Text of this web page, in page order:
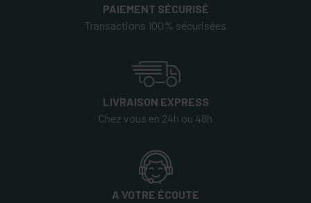
PAIEMENT SÉCURISÉ
Transactions 100% sécurisées
LIVRAISON EXPRESS
Chez vous en 24h ou 48h
A VOTRE ÉCOUTE